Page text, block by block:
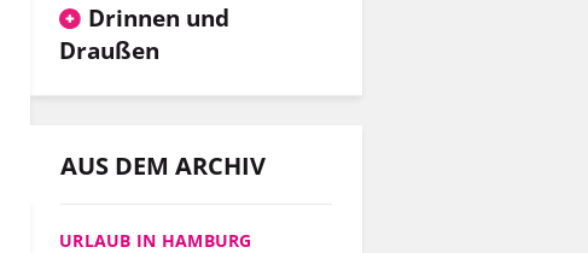
Drinnen und
Draußen
AUS DEM ARCHIV
URLAUB IN HAMBURG